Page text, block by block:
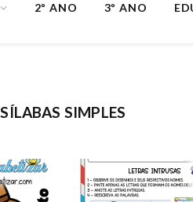
2º ANO 3º ANO
SIMPLES